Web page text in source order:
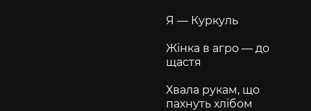
Я — Куркуль
Жінка в агро — до
щастя
Хвала рукам, що
пахнуть хлібом